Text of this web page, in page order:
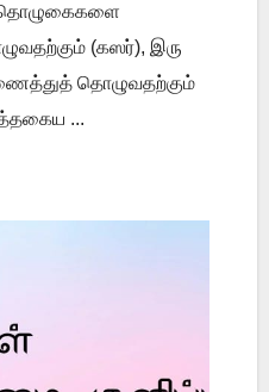
தொழுகைகளை
(கஸர்), இரு
தொழுவதற்கும்
...